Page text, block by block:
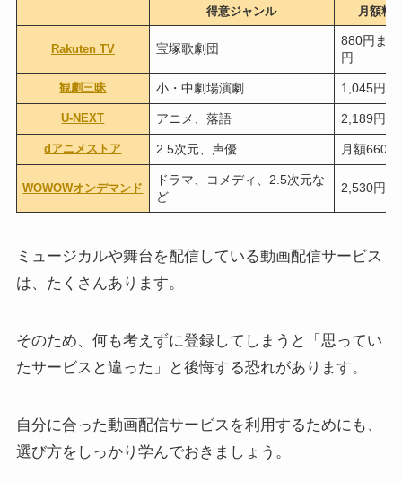
得意ジャンル 月額料
Rakuten TV 宝塚歌劇団
880円ま
円
観劇三昧 小・中劇場演劇 1,045円
U-NEXT アニメ、落語 2,189円
dアニメストア 2.5次元、声優 月額660円
WOWOWオンデマンド
ドラマ、コメディ、2.5次元な
ど
2,530円
ミュージカルや舞台を配信している動画配信サービス
は、たくさんあります。
そのため、何も考えずに登録してしまうと「思ってい
たサービスと違った」と後悔する恐れがあります。
自分に合った動画配信サービスを利用するためにも、
選び方をしっかり学んでおきましょう。